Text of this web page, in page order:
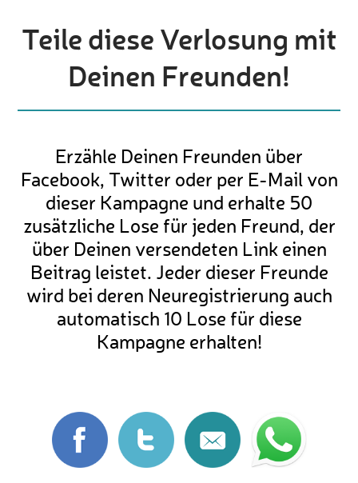
Teile diese Verlosung mit
Deinen Freunden!
Erzähle Deinen Freunden über
Facebook, Twitter oder per E-Mail von
dieser Kampagne und erhalte 50
zusätzliche Lose für jeden Freund, der
über Deinen versendeten Link einen
Beitrag leistet. Jeder dieser Freunde
wird bei deren Neuregistrierung auch
automatisch 10 Lose für diese
Kampagne erhalten!